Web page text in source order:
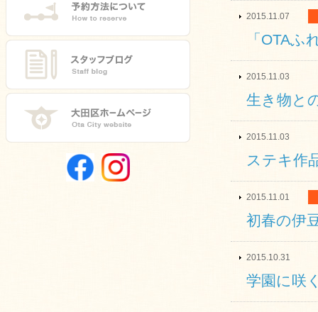
2015.11.07
「OTA
2015.11.03
生き物と
2015.11.03
ステキ作
2015.11.01
初春の伊
2015.10.31
学園に咲